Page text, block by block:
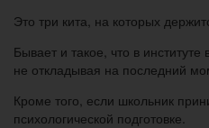
Это три кита, на которых
Бывает и такое, что в
не откладывая на последний
Кроме того, если школьник
психологической подготовке.